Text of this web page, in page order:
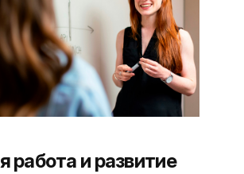
работа и развитие